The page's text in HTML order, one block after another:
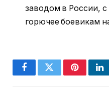
заводом в России, с
горючее боевикам
FacebookTwitterPinterest